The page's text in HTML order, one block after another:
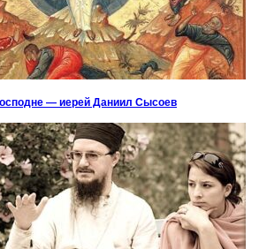
— иерей Даниил Сысоев